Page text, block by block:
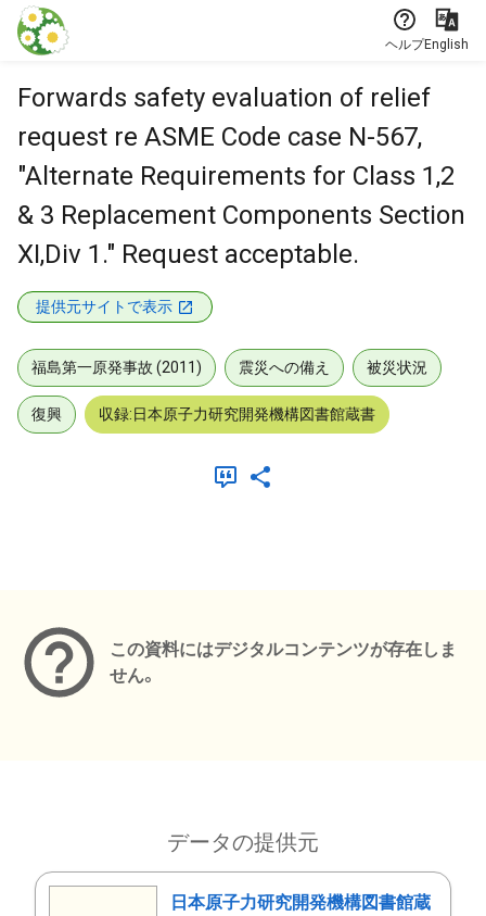
本文に飛ぶ
ヘルプEnglish
Forwards safety evaluation of relief
request re ASME Code case N-567,
"Alternate Requirements for Class 1,2
& 3 Replacement Components Section
XI,Div 1." Request acceptable.
提供元サイトで表示
福島第一原発事故 (2011) 震災への備え 被災状況
復興 収録:日本原子力研究開発機構図書館蔵書
この資料にはデジタルコンテンツが存在しま
せん。
データの提供元
日本原子力研究開発機構図書館蔵